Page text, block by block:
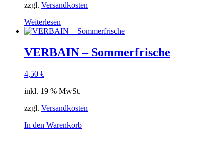
zzgl. Versandkosten
Weiterlesen
VERBAIN – Sommerfrische
4,50 €
inkl. 19 % MwSt.
zzgl. Versandkosten
In den Warenkorb